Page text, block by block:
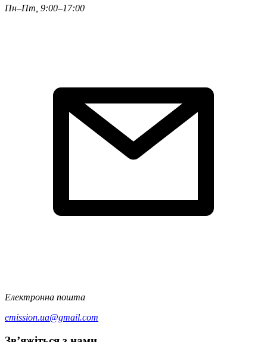
Пн–Пт, 9:00–17:00
Електронна пошта
emission.ua@gmail.com